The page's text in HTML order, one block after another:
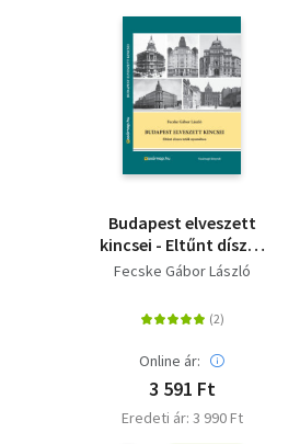
Budapest elveszett
kincsei - Eltűnt díszes
tetők nyomában
Fecske Gábor László
Online ár:
3 591 Ft
Eredeti ár: 3 990 Ft